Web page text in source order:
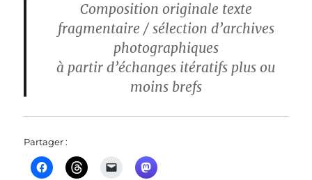
Composition originale texte
fragmentaire / sélection d’archives
photographiques
à partir d’échanges itératifs plus ou
moins brefs
Partager :